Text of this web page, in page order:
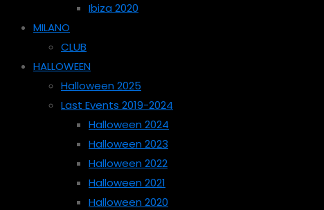
Ibiza 2020
MILANO
CLUB
HALLOWEEN
Halloween 2025
Last Events 2019-2024
Halloween 2024
Halloween 2023
Halloween 2022
Halloween 2021
Halloween 2020